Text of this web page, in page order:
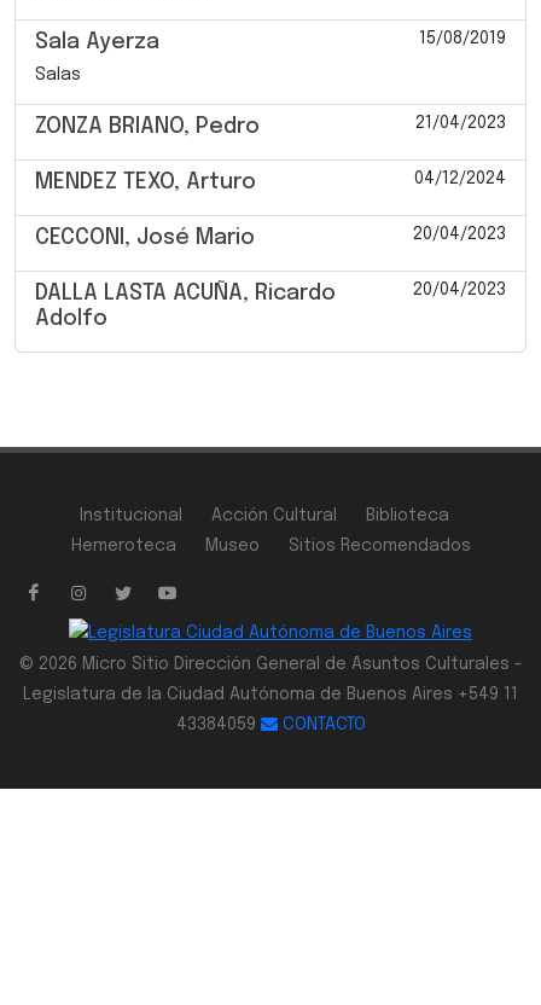
Sala Ayerza 15/08/2019
Salas
ZONZA BRIANO, Pedro 21/04/2023
MENDEZ TEXO, Arturo 04/12/2024
CECCONI, José Mario 20/04/2023
DALLA LASTA ACUÑA, Ricardo
Adolfo
20/04/2023
Institucional Acción Cultural
Biblioteca
Hemeroteca
Museo Sitios Recomendados
© 2026 Micro Sitio Dirección General de Asuntos Culturales -
Legislatura de la Ciudad Autónoma de Buenos Aires +549 11
43384059
CONTACTO